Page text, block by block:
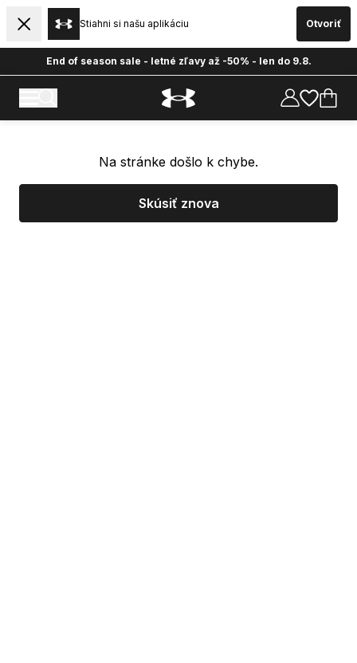
Stiahni si našu aplikáciu Otvoriť
End of season sale - letné zľavy až -50% - len do 9.8.
Na stránke došlo k chybe.
Skúsiť znova